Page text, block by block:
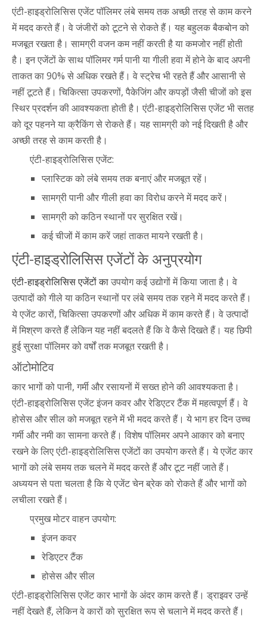
एंटी-हाइड्रोलिसिस एजेंट पॉलिमर लंबे समय तक अच्छी तरह से काम करने
में मदद करते हैं। वे जंजीरों को टूटने से रोकते हैं। यह बहुलक बैकबोन को
मजबूत रखता है। सामग्री वजन कम नहीं करती है या कमजोर नहीं होती
है। इन एजेंटों के साथ पॉलिमर गर्म पानी या गीली हवा में होने के बाद अपनी
ताकत का 90% से अधिक रखते हैं। वे स्ट्रेच भी रहते हैं और आसानी से
नहीं टूटते हैं। चिकित्सा उपकरणों, पैकेजिंग और कपड़ों जैसी चीजों को इस
स्थिर प्रदर्शन की आवश्यकता होती है। एंटी-हाइड्रोलिसिस एजेंट भी सतह
को दूर पहनने या क्रैकिंग से रोकते हैं। यह सामग्री को नई दिखती है और
अच्छी तरह से काम करती है।
एंटी-हाइड्रोलिसिस एजेंट:
प्लास्टिक को लंबे समय तक बनाएं और मजबूत रहें।
सामग्री पानी और गीली हवा का विरोध करने में मदद करें।
सामग्री को कठिन स्थानों पर सुरक्षित रखें।
कई चीजों में काम करें जहां ताकत मायने रखती है।
एंटी-हाइड्रोलिसिस एजेंटों के अनुप्रयोग
एंटी-हाइड्रोलिसिस एजेंटों काउपयोग कई उद्योगों में किया जाता है। वे
उत्पादों को गीले या कठिन स्थानों पर लंबे समय तक रहने में मदद करते हैं।
ये एजेंट कारों, चिकित्सा उपकरणों और अधिक में काम करते हैं। वे उत्पादों
में मिश्रण करते हैं लेकिन यह नहीं बदलते हैं कि वे कैसे दिखते हैं। यह छिपी
हुई सुरक्षा पॉलिमर को वर्षों तक मजबूत रखती है।
ऑटोमोटिव
कार भागों को पानी, गर्मी और रसायनों में सख्त होने की आवश्यकता है।
एंटी-हाइड्रोलिसिस एजेंट इंजन कवर और रेडिएटर टैंक में महत्वपूर्ण हैं। वे
होसेस और सील को मजबूत रहने में भी मदद करते हैं। ये भाग हर दिन उच्च
गर्मी और नमी का सामना करते हैं। विशेष पॉलिमर अपने आकार को बनाए
रखने के लिए एंटी-हाइड्रोलिसिस एजेंटों का उपयोग करते हैं। ये एजेंट कार
भागों को लंबे समय तक चलने में मदद करते हैं और टूट नहीं जाते हैं।
अध्ययन से पता चलता है कि ये एजेंट चेन ब्रेक को रोकते हैं और भागों को
लचीला रखते हैं।
प्रमुख मोटर वाहन उपयोग:
इंजन कवर
रेडिएटर टैंक
होसेस और सील
एंटी-हाइड्रोलिसिस एजेंट कार भागों के अंदर काम करते हैं। ड्राइवर उन्हें
नहीं देखते हैं, लेकिन वे कारों को सुरक्षित रूप से चलाने में मदद करते हैं।